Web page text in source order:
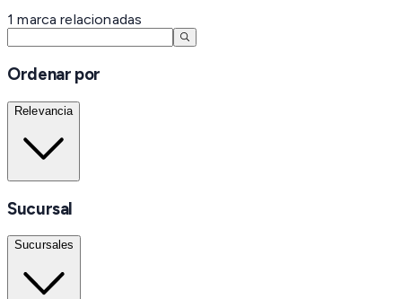
1 marca relacionadas
Ordenar por
Relevancia
Sucursal
Sucursales